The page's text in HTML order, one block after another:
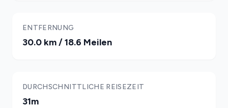
ENTFERNUNG
30.0 km / 18.6 Meilen
DURCHSCHNITTLICHE REISEZEIT
31m